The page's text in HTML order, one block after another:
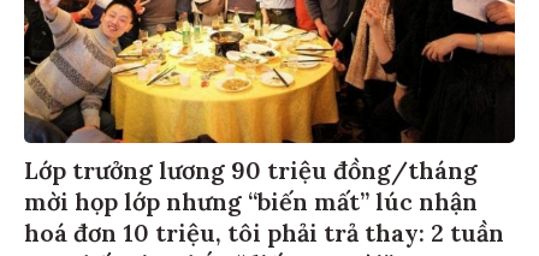
Lớp trưởng lương 90 triệu đồng/tháng
mời họp lớp nhưng “biến mất” lúc nhận
hoá đơn 10 triệu, tôi phải trả thay: 2 tuần